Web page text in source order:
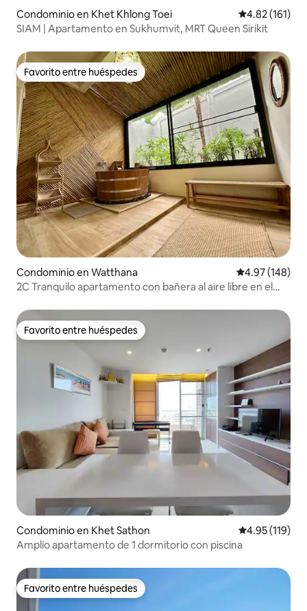
Condominio en Khet Khlong Toei Calificación
4.82 (161)
SIAM | Apartamento en Sukhumvit, MRT Queen Sirikit
Favorito entre huéspedes
Favorito entre huéspedes
Condominio en Watthana Calificación
4.97 (148)
2C Tranquilo apartamento con bañera al aire libre en el
Favorito entre huéspedes
Favorito entre huéspedes
Condominio en Khet Sathon Calificación
4.95 (119)
Amplio apartamento de 1 dormitorio con piscina
Favorito entre huéspedes
Favorito entre huéspedes